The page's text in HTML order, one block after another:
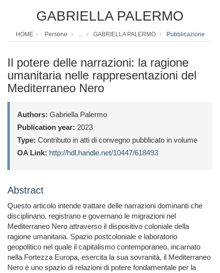
GABRIELLA PALERMO
HOME Persone ... GABRIELLA PALERMO Pubblicazione
Il potere delle narrazioni: la ragione
umanitaria nelle rappresentazioni del
Mediterraneo Nero
Authors: Gabriella Palermo
Publication year: 2023
Type: Contributo in atti di convegno pubblicato in volume
OA Link: http://hdl.handle.net/10447/618493
Abstract
Questo articolo intende trattare delle narrazioni dominanti che
disciplinano, registrano e governano le migrazioni nel
Mediterraneo Nero attraverso il dispositivo coloniale della
ragione umanitaria. Spazio postcoloniale e laboratorio
geopolitico nel quale il capitalismo contemporaneo, incarnato
nella Fortezza Europa, esercita la sua sovranità, il Mediterraneo
Nero è uno spazio di relazioni di potere fondamentale per la